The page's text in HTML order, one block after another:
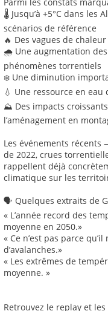
🌡️ Jusqu’à +5°C dans les
scénarios de référence
🔥 Des vagues de
🌧️ Une augmentation
phénomènes torrentiels
❄️ Une diminution
💧 Une ressource en
⛰️ Des impacts
l’aménagement en
Les événements récents
de 2022, crues
rappellent déjà
climatique sur les
🗣️ Quelques extraits de
« L’année record des
moyenne en 2050.»
« Ce n’est pas parce
d’avalanches.»
« Les extrêmes de
moyenne. »
Retrouvez le replay et